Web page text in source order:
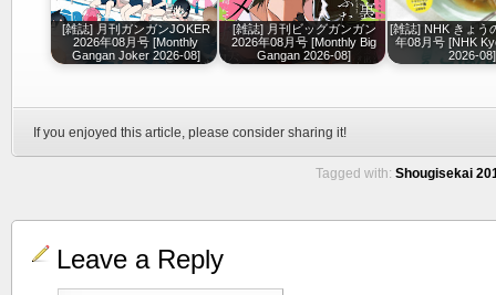
[雑誌] 月刊ガンガンJOKER
2026年08月号 [Monthly
Gangan Joker 2026-08]
[雑誌] 月刊ビッグガンガン
2026年08月号 [Monthly Big
Gangan 2026-08]
[雑誌] NHK きょう
年08月号 [NHK
2026-08]
If you enjoyed this article, please consider sharing it!
Tagged with: Shougisekai
Leave a Reply